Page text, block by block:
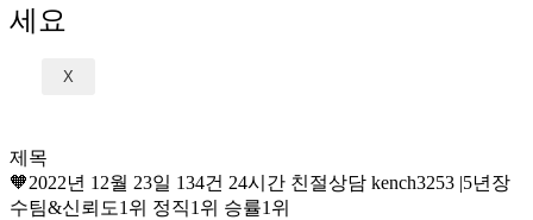
X
세요
제목
🧡2022년 12월 23일 134건 24시간 친절상담 kench3253 |5년장
수팀&신뢰도1위 정직1위 승률1위